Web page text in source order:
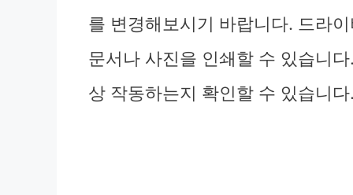
를 변경해보시기 바랍니다. 드라
문서나 사진을 인쇄할 수 있습니
상 작동하는지 확인할 수 있습니